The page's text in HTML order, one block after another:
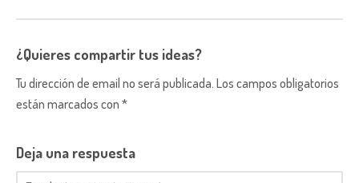
¿Quieres compartir tus ideas?
Tu dirección de email no será publicada. Los campos obligatorios
están marcados con *
Deja una respuesta